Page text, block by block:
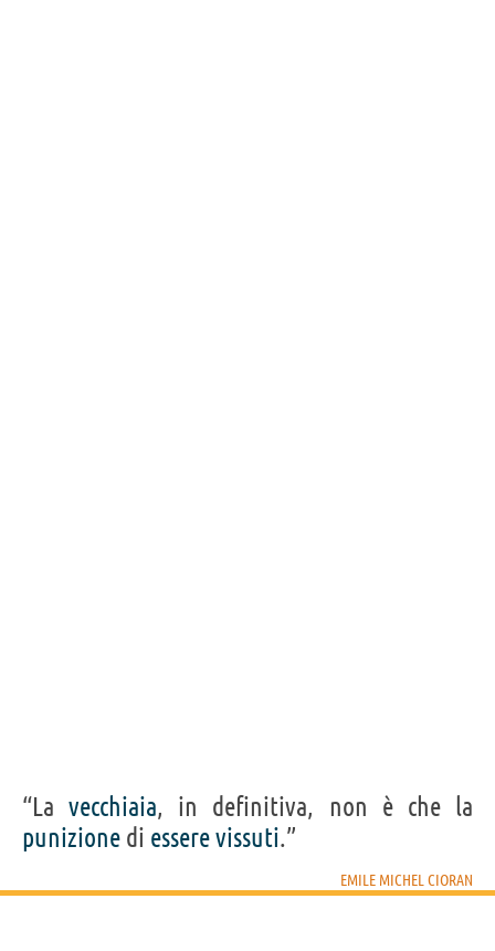
“Lavecchiaia, in definitiva, non è che la
punizione di esserevissuti.”
EMILE MICHEL CIORAN